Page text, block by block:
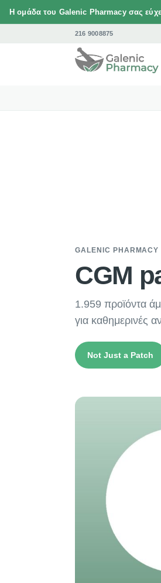
Μετάβαση
στο
Η ομάδα του Galenic Pharmacy σας
216 9008875
GALENIC PHARMACY
CGM
1.959 προϊόντα
για καθημερινές
Not Just a Patch